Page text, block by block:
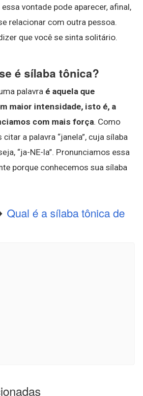
vontade pode aparecer, afinal,
relacionar com outra pessoa.
que você se sinta solitário.
é sílaba tônica?
palavra é aquela que
maior intensidade, isto é, a
com mais força. Como
a palavra “janela”, cuja sílaba
“ja-NE-la”. Pronunciamos essa
porque conhecemos sua sílaba
Qual é a sílaba tônica de